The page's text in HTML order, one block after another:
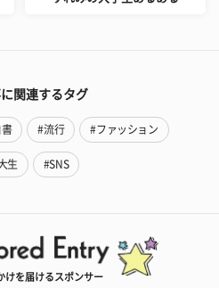
関連するタグ
#流行 #ファッション
生 #SNS
けを届けるスポンサー